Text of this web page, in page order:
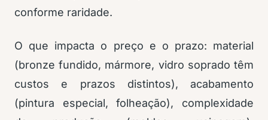
conforme raridade.
O que impacta o preço e o prazo: material
(bronze fundido, mármore, vidro soprado têm
custos e prazos distintos), acabamento
(pintura especial, folheação), complexidade